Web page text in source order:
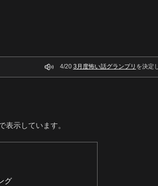
4/20 3月度怖い話グランプリ を決定
示しています。
グ